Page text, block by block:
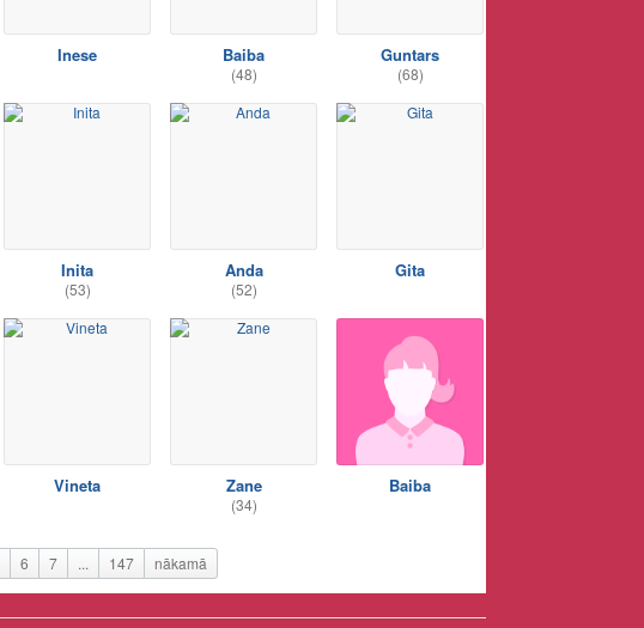
Inese Baiba
(48)
Guntars
(68)
Inita
(53)
Anda
(52)
Gita
Vineta Zane
(34)
Baiba
6 7 ... 147 nākamā